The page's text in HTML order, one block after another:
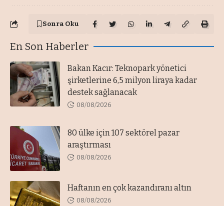
Sonra Oku
En Son Haberler
Bakan Kacır: Teknopark yönetici
şirketlerine 6,5 milyon liraya kadar
destek sağlanacak
08/08/2026
80 ülke için 107 sektörel pazar
araştırması
08/08/2026
Haftanın en çok kazandıranı altın
08/08/2026